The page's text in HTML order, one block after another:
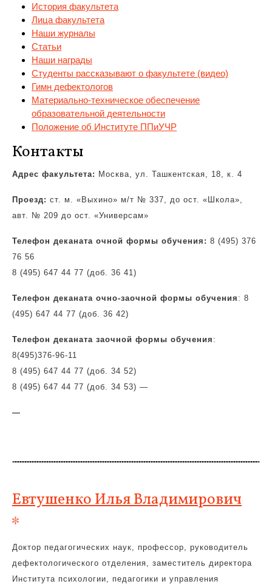
История факультета
Лица факультета
Наши журналы
Статьи
Наши награды
Студенты рассказывают о факультете (видео)
Гимн дефектологов
Материально-техническое обеспечение
образовательной деятельности
Положение об Институте ППиУЧР
Контакты
Адрес факультета: Москва, ул. Ташкентская, 18, к. 4
Проезд: ст. м. «Выхино» м/т № 337, до ост. «Школа»,
авт. № 209 до ост. «Универсам»
Телефон деканата очной формы обучения: 8 (495) 376
76 56
8 (495) 647 44 77 (доб. 36 41)
Телефон деканата очно-заочной формы обучения : 8
(495) 647 44 77 (доб. 36 42)
Телефон деканата заочной формы обучения :
8(495)376-96-11
8 (495) 647 44 77 (доб. 34 52)
8 (495) 647 44 77 (доб. 34 53) —
—
Евтушенко Илья Владимирович
Доктор педагогических наук, профессор, руководитель
дефектологического отделения, заместитель директора
Института психологии, педагогики и управления